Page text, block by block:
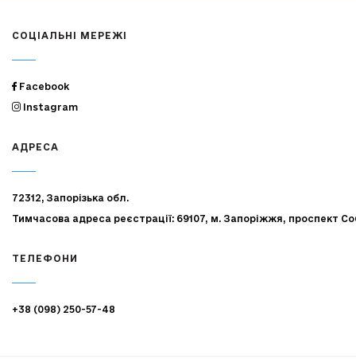
СОЦІАЛЬНІ МЕРЕЖІ
Facebook
Instagram
АДРЕСА
72312, Запорізька обл.
Тимчасова адреса реєстрації: 69107, м. Запоріжжя, проспект
ТЕЛЕФОНИ
+38 (098) 250-57-48